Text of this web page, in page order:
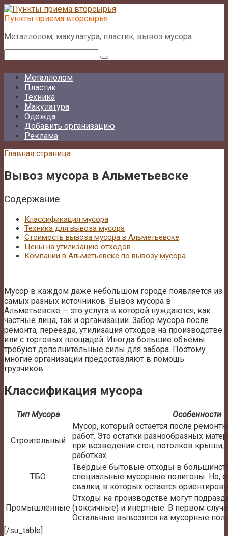
Перейти
к
Пункты приема вторсырья
Металлолом, макулатура, пластик, вывоз мусора
Металлолом
Пластик
Техника
Макулатура
Одежда
Добавить организацию
Реклама
Главная страница
Вывоз мусора в Альметьевске
Содержание
Классификация мусора
Техника для вывоза мусора
Стоимость вывоза мусора в Альметьевске
Цены на утилизацию отходов
Компании в Альметьевске по вывозу мусора
Мусор в каждом даже небольшом городе появляется из
самых разных источников. Вывоз мусора в
Альметьевске — это услуга в которой нуждаются, как
частные лица, так и организации. Забор мусора после
ремонта, переезда, утилизация отходов на производстве
или с торговых площадей. Иногда большие объемы
требуют дополнительные силы для забора. Поэтому
многие организации предоставляют в помощь
грузчиков.
Классификация мусора
Тип Мусора Особенности
Строительный
Мусор, который остается после
работ. Это остатки разнообразных
при возведении стен, потолков крыши,
работках.
ТБО
Твердые бытовые отходы в
специальные мусорные полигоны. Но,
свалки, в которых остается
Промышленные
Отходы на производстве могут
(токсичные) и инертные. В первом
Остальные вывозятся на мусорные
[/su_table]